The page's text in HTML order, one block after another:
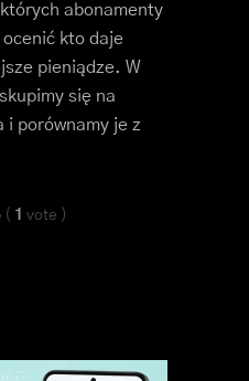
abonamenty
kto daje
pieniądze. W
się na
i porównamy je z
( 1 vote )